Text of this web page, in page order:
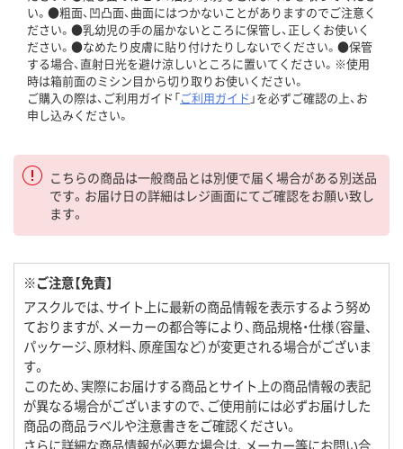
い。●粗面、凹凸面、曲面にはつかないことがありますのでご注意く
ださい。●乳幼児の手の届かないところに保管し、正しくお使いく
ださい。●なめたり皮膚に貼り付けたりしないでください。●保管
する場合、直射日光を避け涼しいところに置いてください。※使用
時は箱前面のミシン目から切り取りお使いください。
ご購入の際は、ご利用ガイド「ご利用ガイド 」を必ずご確認の上、お
申し込みください。
こちらの商品は一般商品とは別便で届く場合がある別送品
です。お届け日の詳細はレジ画面にてご確認をお願い致し
ます。
※ご注意【免責】
アスクルでは、サイト上に最新の商品情報を表示するよう努め
ておりますが、メーカーの都合等により、商品規格・仕様（容量、
パッケージ、原材料、原産国など）が変更される場合がございま
す。
このため、実際にお届けする商品とサイト上の商品情報の表記
が異なる場合がございますので、ご使用前には必ずお届けした
商品の商品ラベルや注意書きをご確認ください。
さらに詳細な商品情報が必要な場合は、メーカー等にお問い合